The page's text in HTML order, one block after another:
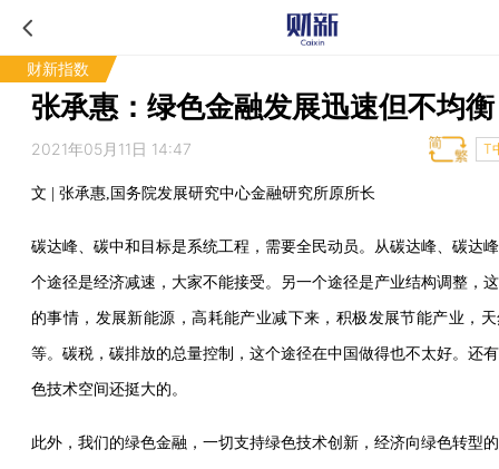
财新指数
张承惠：绿色金融发展迅速但不均衡
2021年05月11日 14:47 T
文 | 张承惠,国务院发展研究中心金融研究所原所长
碳达峰、碳中和目标是系统工程，需要全民动员。从碳达峰、碳达
个途径是经济减速，大家不能接受。另一个途径是产业结构调整，
的事情，发展新能源，高耗能产业减下来，积极发展节能产业，
等。碳税，碳排放的总量控制，这个途径在中国做得也不太好。还
色技术空间还挺大的。
此外，我们的绿色金融，一切支持绿色技术创新，经济向绿色转型